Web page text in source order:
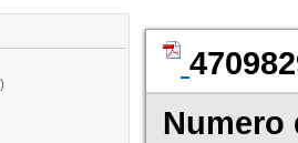
Numero